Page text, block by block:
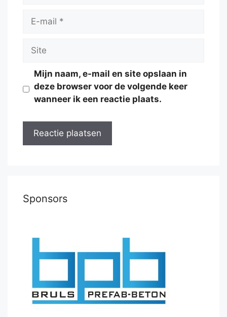
Site
Mijn naam, e-mail en site opslaan in
deze browser voor de volgende keer
wanneer ik een reactie plaats.
Sponsors